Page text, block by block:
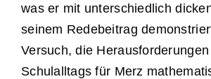
was er mit unterschiedlich
seinem Redebeitrag
Versuch, die
Schulalltags für Merz